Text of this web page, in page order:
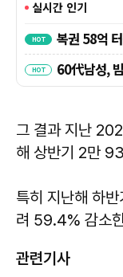
그 결과 지난
해 상반기 2만
특히 지난해 하
려 59.4% 감소
관련기사